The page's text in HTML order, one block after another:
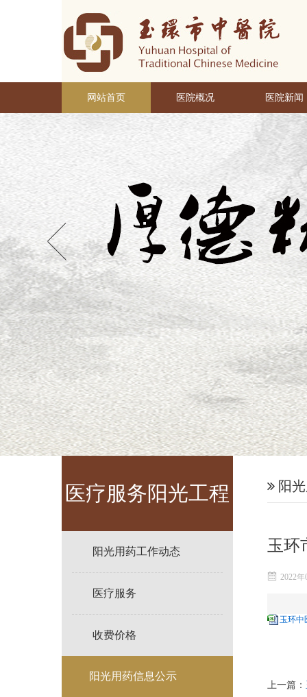
网站首页 医院概况 医院新闻
医疗服务阳光工程
阳光用药工作动态
医疗服务
收费价格
阳光用药信息公示
阳
玉环
2022
玉环中
上一篇：